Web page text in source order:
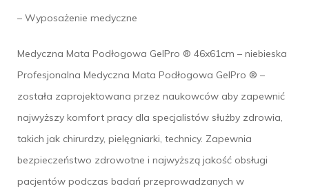
– Wyposażenie medyczne
Medyczna Mata Podłogowa GelPro ® 46x61cm – niebieska
Profesjonalna Medyczna Mata Podłogowa GelPro ® –
została zaprojektowana przez naukowców aby zapewnić
najwyższy komfort pracy dla specjalistów służby zdrowia,
takich jak chirurdzy, pielęgniarki, technicy. Zapewnia
bezpieczeństwo zdrowotne i najwyższą jakość obsługi
pacjentów podczas badań przeprowadzanych w